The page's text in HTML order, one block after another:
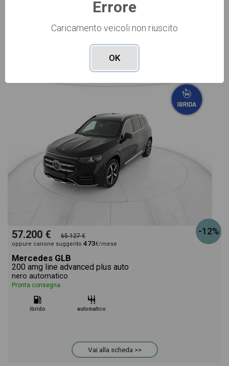
Vai alla scheda >>
-12%
57.200 € 65.127 €
oppure canone suggerito 473€/mese
Mercedes GLB
200 amg line advanced plus auto
nero automatico
Pronta consegna
ibrido automatico
Vai alla scheda >>
Errore
Caricamento veicoli non riuscito
OK